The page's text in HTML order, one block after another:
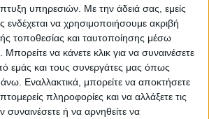
υπηρεσιών. Με την άδειά σας, εμείς
ενδέχεται να χρησιμοποιήσουμε ακριβή
τοποθεσίας και ταυτοποίησης μέσω
να κάνετε κλικ για να συναινέσετε
εμάς και τους συνεργάτες μας όπως
Εναλλακτικά, μπορείτε να αποκτήσετε
πληροφορίες και να αλλάξετε τις
συναινέσετε ή να αρνηθείτε να